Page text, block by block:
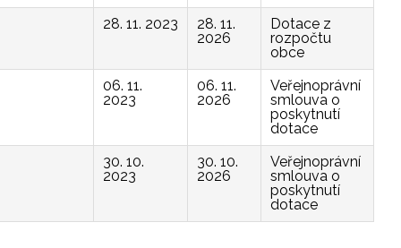
28. 11. 2023
28. 11.
2026
Dotace z
rozpočtu
obce
06. 11.
2023
06. 11.
2026
Veřejnoprávní
smlouva o
poskytnutí
dotace
30. 10.
2023
30. 10.
2026
Veřejnoprávní
smlouva o
poskytnutí
dotace